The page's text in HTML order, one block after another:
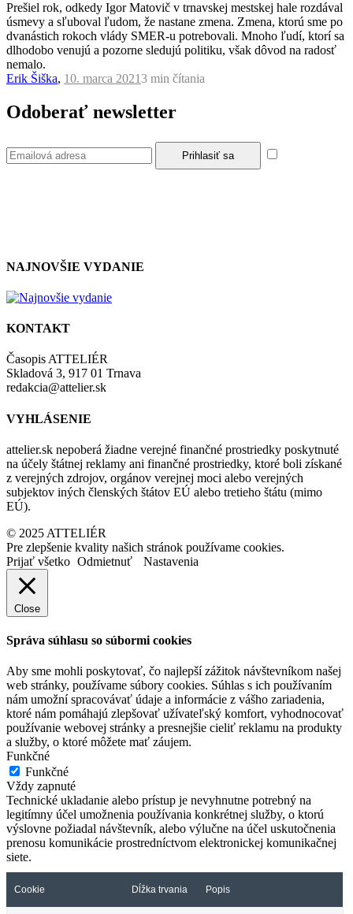
Prešiel rok, odkedy Igor Matovič v trnavskej mestskej hale rozdával
úsmevy a sľuboval ľudom, že nastane zmena. Zmena, ktorú sme po
dvanástich rokoch vlády SMER-u potrebovali. Mnoho ľudí, ktorí sa
dlhodobo venujú a pozorne sledujú politiku, však dôvod na radosť
nemalo.
Erik Šiška, 10. marca 20213 min čítania
Odoberať newsletter
NAJNOVŠIE VYDANIE
KONTAKT
Časopis ATTELIÉR
Skladová 3, 917 01 Trnava
redakcia@attelier.sk
VYHLÁSENIE
attelier.sk nepoberá žiadne verejné finančné prostriedky poskytnuté
na účely štátnej reklamy ani finančné prostriedky, ktoré boli získané
z verejných zdrojov, orgánov verejnej moci alebo verejných
subjektov iných členských štátov EÚ alebo tretieho štátu (mimo
EÚ).
© 2025 ATTELIÉR
Pre zlepšenie kvality našich stránok používame cookies.
Prijať všetko Odmietnuť Nastavenia
Close
Správa súhlasu so súbormi cookies
Aby sme mohli poskytovať, čo najlepší zážitok návštevníkom našej
web stránky, používame súbory cookies. Súhlas s ich používaním
nám umožní spracovávať údaje a informácie z vášho zariadenia,
ktoré nám pomáhajú zlepšovať užívateľský komfort, vyhodnocovať
používanie webovej stránky a presnejšie cieliť reklamu na produkty
a služby, o ktoré môžete mať záujem.
Funkčné
Funkčné
Vždy zapnuté
Technické ukladanie alebo prístup je nevyhnutne potrebný na
legitímny účel umožnenia používania konkrétnej služby, o ktorú
výslovne požiadal návštevník, alebo výlučne na účel uskutočnenia
prenosu komunikácie prostredníctvom elektronickej komunikačnej
siete.
Cookie Dĺžka trvania Popis